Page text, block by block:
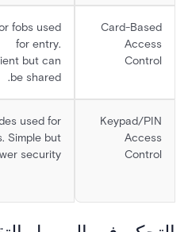
Card-Based
Access
Control
fobs used
for entry.
but can
be shared.
Keypad/PIN
Access
Control
used for
Simple but
security.